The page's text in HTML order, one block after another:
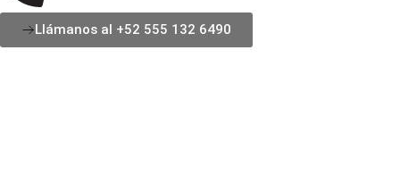
Llámanos al +52 555 132 6490